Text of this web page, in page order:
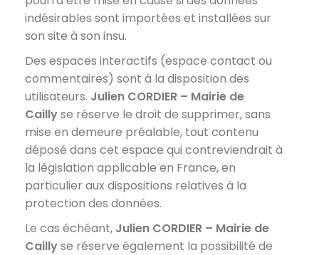
indésirables sont importées et installées sur
son site à son insu.
Des espaces interactifs (espace contact ou
commentaires) sont à la disposition des
utilisateurs. Julien CORDIER – Mairie de
Caillyse réserve le droit de supprimer, sans
mise en demeure préalable, tout contenu
déposé dans cet espace qui contreviendrait à
la législation applicable en France, en
particulier aux dispositions relatives à la
protection des données.
Le cas échéant, Julien CORDIER – Mairie de
Caillyse réserve également la possibilité de